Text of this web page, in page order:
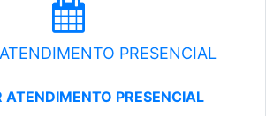
PRESENCIAL
ATENDIMENTO PRESENCIAL